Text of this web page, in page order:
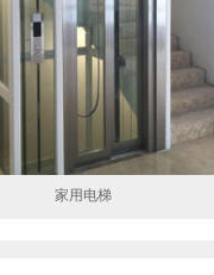
家用电梯